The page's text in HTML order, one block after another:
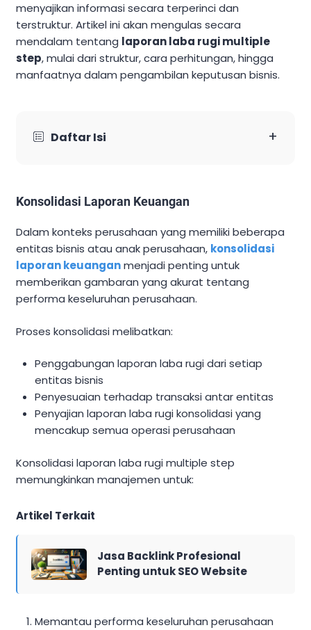
menyajikan informasi secara terperinci dan
terstruktur. Artikel ini akan mengulas secara
mendalam tentang laporan laba rugi multiple
step, mulai dari struktur, cara perhitungan, hingga
manfaatnya dalam pengambilan keputusan bisnis.
Daftar Isi +
Konsolidasi Laporan Keuangan
Dalam konteks perusahaan yang memiliki beberapa
entitas bisnis atau anak perusahaan, konsolidasi
laporan keuanganmenjadi penting untuk
memberikan gambaran yang akurat tentang
performa keseluruhan perusahaan.
Proses konsolidasi melibatkan:
Penggabungan laporan laba rugi dari setiap
entitas bisnis
Penyesuaian terhadap transaksi antar entitas
Penyajian laporan laba rugi konsolidasi yang
mencakup semua operasi perusahaan
Konsolidasi laporan laba rugi multiple step
memungkinkan manajemen untuk:
Artikel Terkait
Jasa Backlink Profesional
Penting untuk SEO Website
Memantau performa keseluruhan perusahaan